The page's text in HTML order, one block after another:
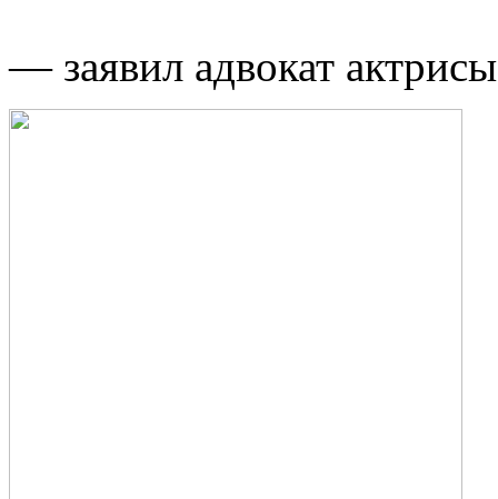
— заявил адвокат